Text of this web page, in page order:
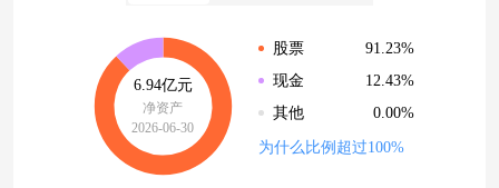
6.94亿元
净资产
2026-06-30
股票
91.23%
现金
12.43%
其他
0.00%
为什么比例超过100%